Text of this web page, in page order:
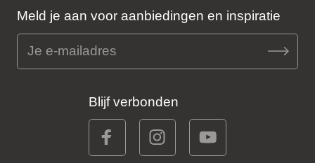
Meld je aan voor aanbiedingen en inspiratie
Blijf verbonden